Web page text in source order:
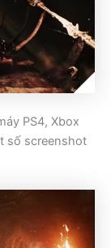
PS4, Xbox
số screenshot